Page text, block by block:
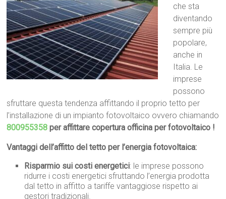
che sta
diventando
sempre più
popolare,
anche in
Italia. Le
imprese
possono
sfruttare questa tendenza affittando il proprio tetto per
l’installazione di un impianto fotovoltaico ovvero chiamando
800955358 per affittare copertura officina per fotovoltaico !
Vantaggi dell’affitto del tetto per l’energia fotovoltaica:
Risparmio sui costi energetici: le imprese possono
ridurre i costi energetici sfruttando l’energia prodotta
dal tetto in affitto a tariffe vantaggiose rispetto ai
gestori tradizionali.